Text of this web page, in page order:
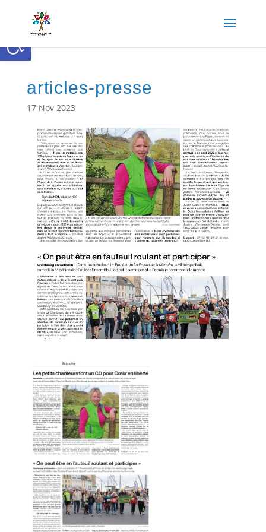
Ouvrir la barre d’outils
articles-presse
17 Nov 2023